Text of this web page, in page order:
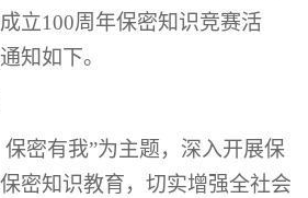
立100周年保密知识竞赛活
知如下。
密有我”为主题，深入开展保
密知识教育，切实增强全社会